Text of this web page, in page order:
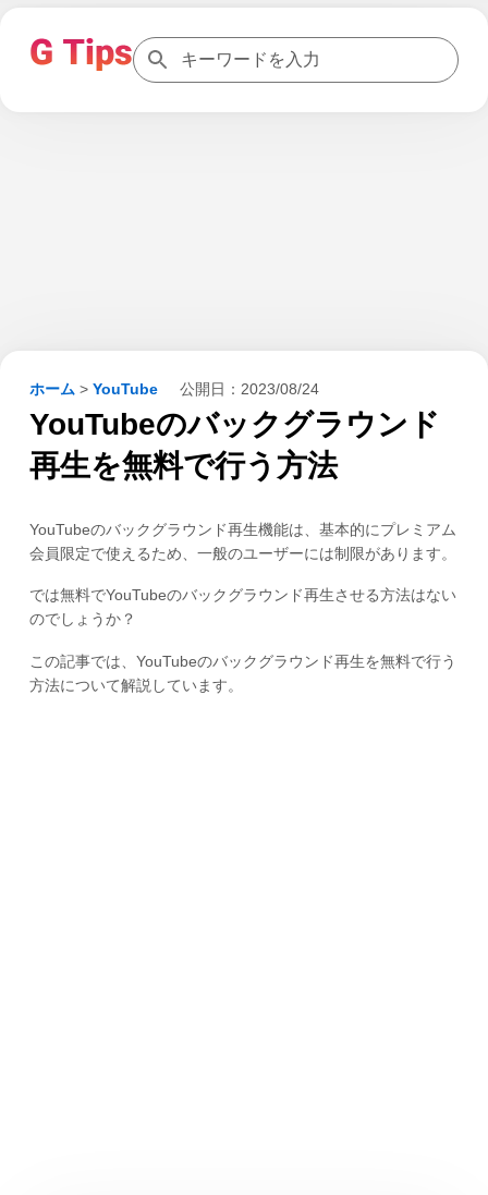
ホーム > YouTube 公開日： 2023/08/24
YouTubeのバックグラウンド
再生を無料で行う方法
YouTubeのバックグラウンド再生機能は、基本的にプレミアム
会員限定で使えるため、一般のユーザーには制限があります。
では無料でYouTubeのバックグラウンド再生させる方法はない
のでしょうか？
この記事では、YouTubeのバックグラウンド再生を無料で行う
方法について解説しています。